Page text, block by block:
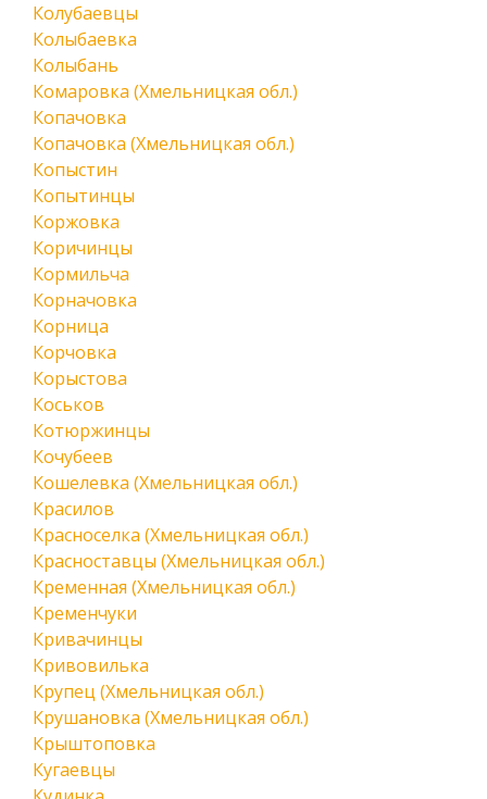
Колубаевцы
Колыбаевка
Колыбань
Комаровка (Хмельницкая обл.)
Копачовка
Копачовка (Хмельницкая обл.)
Копыстин
Копытинцы
Коржовка
Коричинцы
Кормильча
Корначовка
Корница
Корчовка
Корыстова
Коськов
Котюржинцы
Кочубеев
Кошелевка (Хмельницкая обл.)
Красилов
Красноселка (Хмельницкая обл.)
Красноставцы (Хмельницкая обл.)
Кременная (Хмельницкая обл.)
Кременчуки
Кривачинцы
Кривовилька
Крупец (Хмельницкая обл.)
Крушановка (Хмельницкая обл.)
Крыштоповка
Кугаевцы